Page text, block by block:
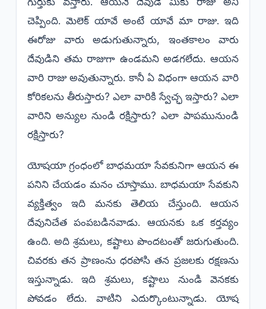
చెప్పింది. మెలెక్ యావే అంటే యావే మా రాజు. ఇది
ఈరోజు వారు అడుగుతున్నారు, ఇంతకాలం వారు
దేవుడిని తమ రాజుగా ఉండమని అడగలేదు. ఆయన
వారి రాజు అవుతున్నారు. కానీ ఏ విధంగా ఆయన వారి
కోరికలను తీరుస్తారు? ఎలా వారికి స్వేచ్ఛ ఇస్తారు? ఎలా
వారిని అన్యుల నుండి రక్షిస్తారు? ఎలా పాపమునుండి
రక్షిస్తారు?
యోషయా గ్రంధంలో బాధమయా సేవకునిగా ఆయన ఈ
పనిని చేయడం మనం చూస్తాము. బాధమయా సేవకుని
వ్యక్తిత్వం ఇది మనకు తెలియ చేస్తుంది. ఆయన
దేవునిచేత పంపబడినవాడు. ఆయనకు ఒక కర్తవ్యం
ఉంది. అది శ్రమలు, కష్టాలు పొందటంతో జరుగుతుంది.
చివరకు తన ప్రాణంను ధరపోసి తన ప్రజలకు రక్షణను
ఇస్తున్నాడు. ఇది శ్రమలు, కష్టాలు నుండి వెనకకు
పోవడం లేదు. వాటిని ఎదుర్కొంటున్నాడు. యోష